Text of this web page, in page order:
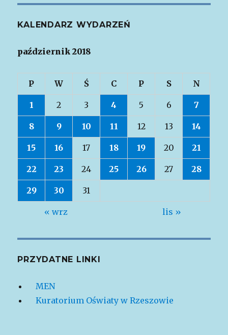
KALENDARZ WYDARZEŃ
październik 2018
P W Ś C P S N
1 2 3 4 5 6 7
8 9 10 11 12 13 14
15 16 17 18 19 20 21
22 23 24 25 26 27 28
29 30 31
« wrz lis »
PRZYDATNE LINKI
MEN
Kuratorium Oświaty w Rzeszowie